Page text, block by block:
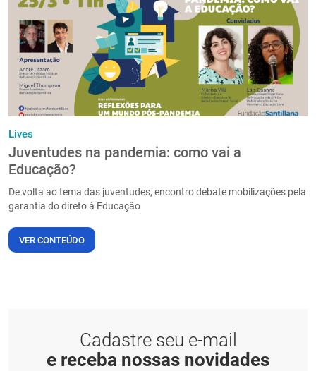
PT
Lives
Juventudes na pandemia: como vai a
Educação?
De volta ao tema das juventudes, encontro debate mobilizações pela
garantia do direto à Educação
VER CONTEÚDO
Cadastre seu e-mail
e receba nossas novidades